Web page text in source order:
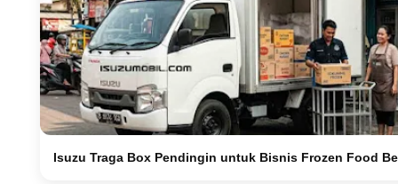
Isuzu Traga Box Pendingin untuk Bisnis Frozen Food